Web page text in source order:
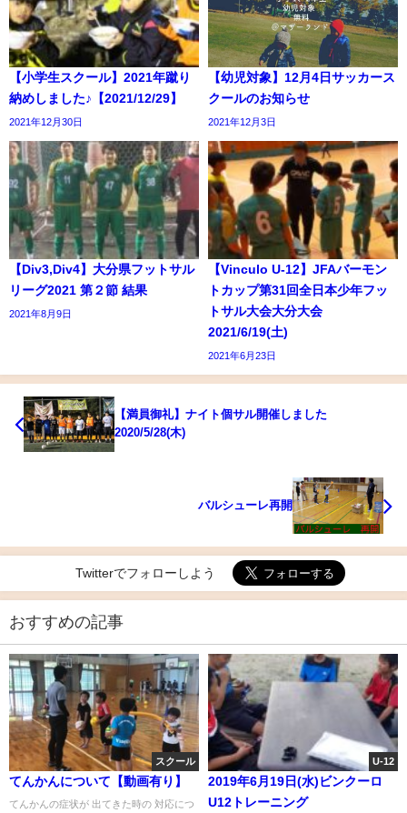
【小学生スクール】2021年蹴り
納めしました♪【2021/12/29】
2021年12月30日
【幼児対象】12月4日サッカース
クールのお知らせ
2021年12月3日
【Div3,Div4】大分県フットサル
リーグ2021 第２節 結果
2021年8月9日
【Vinculo U-12】JFAバーモン
トカップ第31回全日本少年フッ
トサル大会大分大会
2021/6/19(土)
2021年6月23日
【満員御礼】ナイト個サル開催しました
2020/5/28(木)
バルシューレ再開
Twitterでフォローしよう
おすすめの記事
スクール
てんかんについて【動画有り】
てんかんの症状が 出てきた時の 対応につ
U-12
2019年6月19日(水)ビンクーロ
U12トレーニング